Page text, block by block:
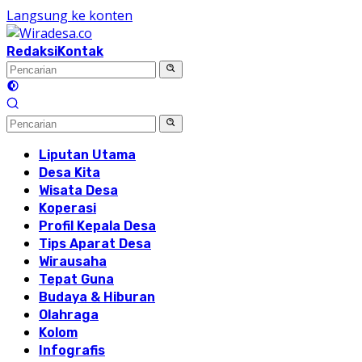
Langsung ke konten
RedaksiKontak
Liputan Utama
Desa Kita
Wisata Desa
Koperasi
Profil Kepala Desa
Tips Aparat Desa
Wirausaha
Tepat Guna
Budaya & Hiburan
Olahraga
Kolom
Infografis